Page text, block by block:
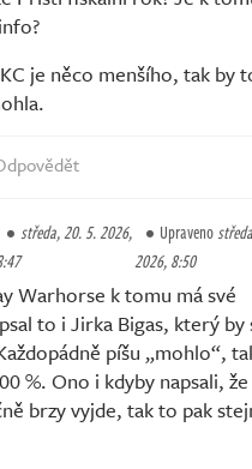
je něco menšího, tak by
středa, 20. 5. 2026,
Upraveno
2026, 8:50
Warhorse k tomu má své
to i Jirka Bigas, který by
píšu „mohlo“,
%. Ono i kdyby napsali,
brzy vyjde, tak to pak